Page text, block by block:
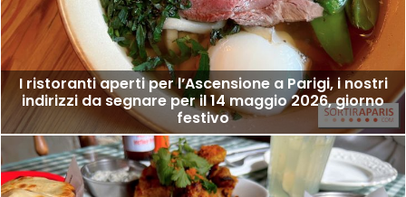
I ristoranti aperti per l’Ascensione a Parigi, i nostri
indirizzi da segnare per il 14 maggio 2026, giorno
festivo